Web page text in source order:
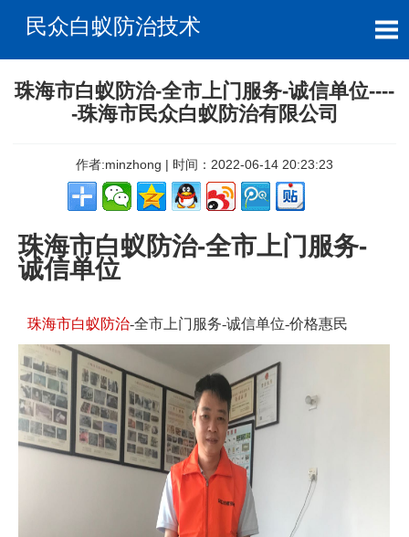
民众白蚁防治技术
​珠海市白蚁防治-全市上门服务-诚信单位----
-珠海市民众白蚁防治有限公司
作者:minzhong | 时间：2022-06-14 20:23:23
珠海市白蚁防治-全市上门服务-
诚信单位
珠海市白蚁防治-全市上门服务-诚信单位-价格惠民